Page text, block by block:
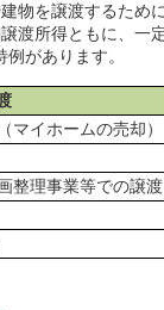
物を譲渡するため
渡所得ともに、一
があります。
マイホームの売却）
整理事業等での譲渡